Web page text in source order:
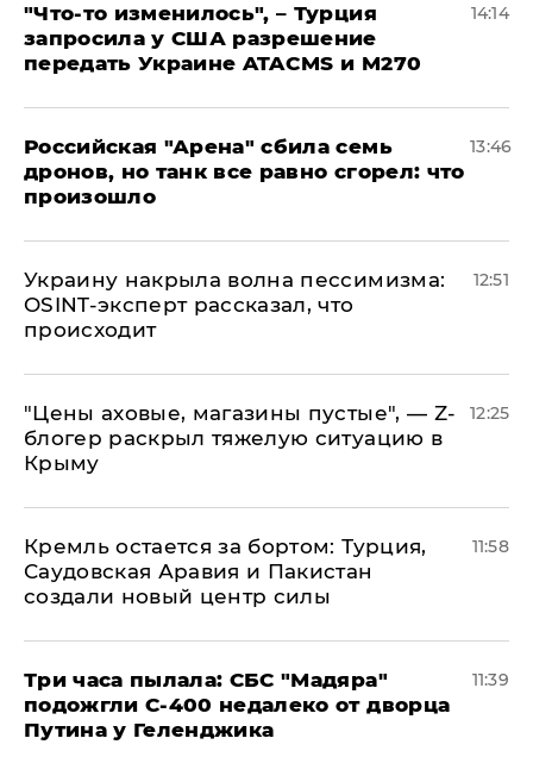
​"Что-то изменилось", – Турция
запросила у США разрешение
передать Украине ATACMS и M270
14:14
​Российская "Арена" сбила семь
дронов, но танк все равно сгорел: что
произошло
13:46
​Украину накрыла волна пессимизма:
OSINT-эксперт рассказал, что
происходит
12:51
​"Цены аховые, магазины пустые", — Z-
блогер раскрыл тяжелую ситуацию в
Крыму
12:25
​Кремль остается за бортом: Турция,
Саудовская Аравия и Пакистан
создали новый центр силы
11:58
Три часа пылала: СБС "Мадяра"
подожгли С-400 недалеко от дворца
Путина у Геленджика
11:39